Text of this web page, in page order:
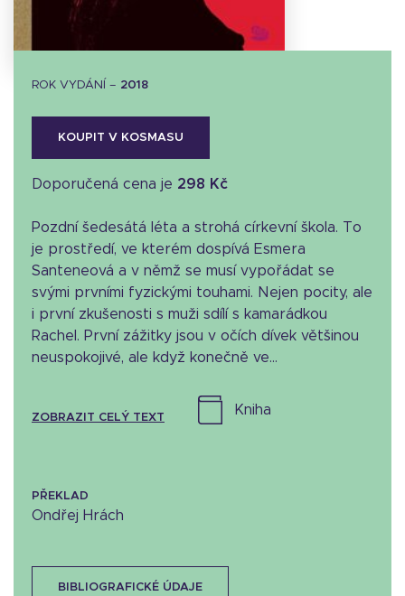
ROK VYDÁNÍ – 2018
KOUPIT V KOSMASU
Doporučená cena je 298 Kč
Pozdní šedesátá léta a strohá církevní škola. To
je prostředí, ve kterém dospívá Esmera
Santeneová a v němž se musí vypořádat se
svými prvními fyzickými touhami. Nejen pocity, ale
i první zkušenosti s muži sdílí s kamarádkou
Rachel. První zážitky jsou v očích dívek většinou
neuspokojivé, ale když konečně ve...
ZOBRAZIT CELÝ TEXT
kniha
PŘEKLAD
Ondřej Hrách
BIBLIOGRAFICKÉ ÚDAJE